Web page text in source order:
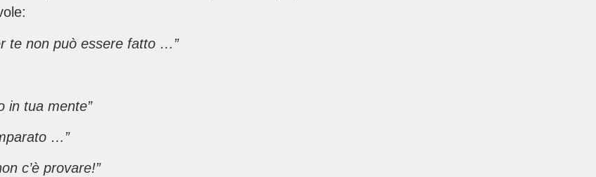
te non può essere fatto …”
in tua mente”
…”
c’è provare!”